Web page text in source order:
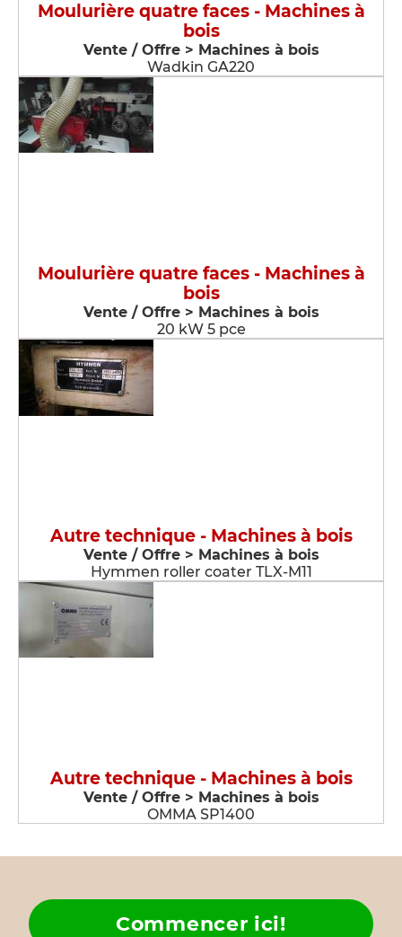
Moulurière quatre faces - Machines à
bois
Vente / Offre > Machines à bois
Wadkin GA220
Moulurière quatre faces - Machines à
bois
Vente / Offre > Machines à bois
20 kW 5 pce
Autre technique - Machines à bois
Vente / Offre > Machines à bois
Hymmen roller coater TLX-M11
Autre technique - Machines à bois
Vente / Offre > Machines à bois
OMMA SP1400
Commencer ici!